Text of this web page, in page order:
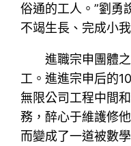
俗通的工人。”劉勇
不竭生長、完成小
進職宗申團體
工。進進宗申后的
無限公司工程中間
務，醉心于維護修
而變成了一道被數